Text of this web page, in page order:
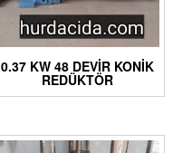
0.37 KW 48 DEVIR KONIK
REDÜKTÖR